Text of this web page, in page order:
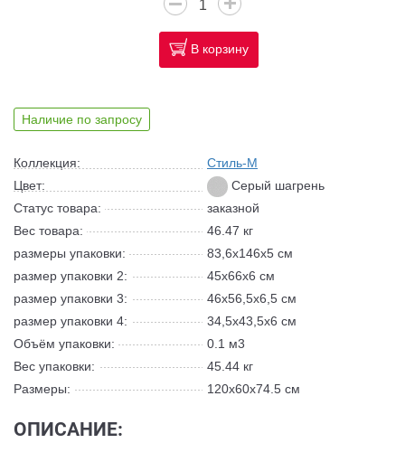
В корзину
Наличие по запросу
Коллекция:
Стиль-M
Цвет:
Серый шагрень
Статус товара:
заказной
Вес товара:
46.47 кг
размеры упаковки:
83,6x146x5 см
размер упаковки 2:
45х66х6 см
размер упаковки 3:
46х56,5х6,5 см
размер упаковки 4:
34,5х43,5х6 см
Объём упаковки:
0.1 м3
Вес упаковки:
45.44 кг
Размеры:
120x60x74.5 см
ОПИСАНИЕ: